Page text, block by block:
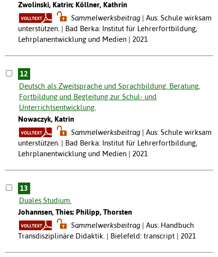
Zwolinski, Katrin; Köllner, Kathrin
Sammelwerksbeitrag
Aus: Schule wirksam
unterstützen. | Bad Berka: Institut für Lehrerfortbildung,
Lehrplanentwicklung und Medien | 2021
12
Deutsch als Zweitsprache und Sprachbildung. Beratung,
Fortbildung und Begleitung zur Schul- und
Unterrichtsentwicklung.
Nowaczyk, Katrin
Sammelwerksbeitrag
Aus: Schule wirksam
unterstützen. | Bad Berka: Institut für Lehrerfortbildung,
Lehrplanentwicklung und Medien | 2021
13
Duales Studium.
Johannsen, Thies; Philipp, Thorsten
Sammelwerksbeitrag
Aus: Handbuch
Transdisziplinäre Didaktik. | Bielefeld: transcript | 2021